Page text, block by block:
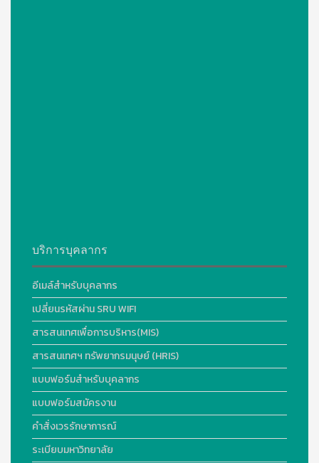
บริการบุคลากร
อีเมล์สำหรับบุคลากร
เปลี่ยนรหัสผ่าน SRU WIFI
สารสนเทศเพื่อการบริหาร(MIS)
สารสนเทศฯ ทรัพยากรมนุษย์ (HRIS)
แบบฟอร์มสำหรับบุคลากร
แบบฟอร์มสมัครงาน
คำสั่งเวรรักษาการณ์
ระเบียบมหาวิทยาลัย